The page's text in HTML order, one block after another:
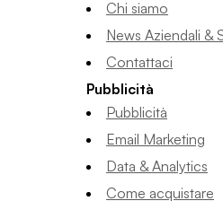
Chi siamo
News Aziendali &
Contattaci
Pubblicità
Pubblicità
Email Marketing
Data & Analytics
Come acquistare